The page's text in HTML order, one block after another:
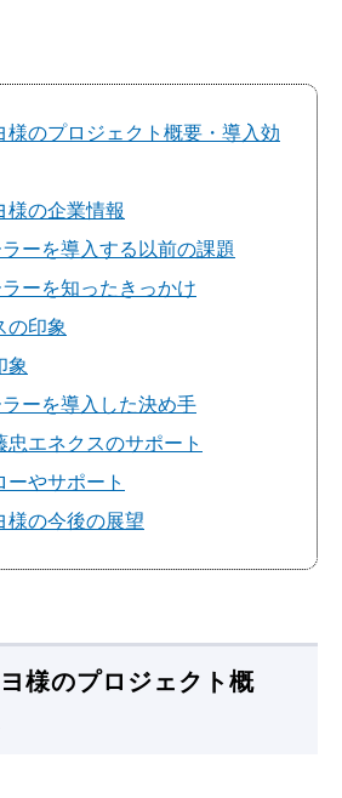
様のプロジェクト概要・導入効
様の企業情報
ーを導入する以前の課題
ーを知ったきっかけ
の印象
象
ーを導入した決め手
忠エネクスのサポート
ーやサポート
様の今後の展望
様のプロジェクト概